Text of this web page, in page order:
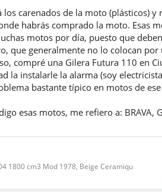
los carenados de la moto (plásticos) y
habrás comprado la moto. Esas
motos por día, puesto que
que generalmente no lo colocan
compré una Gilera Futura 110 en
la instalarle la alarma (soy
bastante típico en motos de
esas motos, me refiero a: BRAVA,
1800 cm3 Mod 1978, Beige Ceramiqu